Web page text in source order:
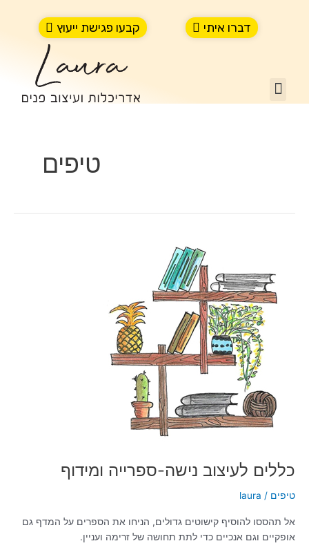
תפריט
דברו איתי קבעו פגישת ייעוץ
טיפים
כללים לעיצוב נישה-ספרייה ומידוף
טיפים /
laura
אל תהססו להוסיף קישוטים גדולים, הניחו את הספרים על המדף גם
אופקיים וגם אנכיים כדי לתת תחושה של זרימה ועניין.
נישה-ספרייה
ומידוף